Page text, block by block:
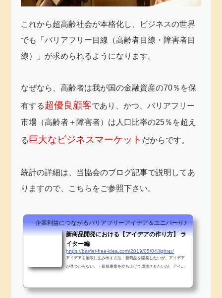
これから超高齢社会が本格化し、ビジネスの世界
でも「バリアフリー目線（高齢者目線・障害者目
線）」が求められるようになります。
なぜなら、高齢者は我が国の金融資産の70％を保
有する超優良顧客であり、かつ、バリアフリー
市場（高齢者＋障害者）は人口比率の25％を超え
る 巨大なビジネスマーケット だからです。
統計の詳細は、当協会のブログ記事で説明してあ
りますので、こちらをご参照下さい。
企業利益につながるバリアフリーアイデア＆ユニバーサルデザインア
新商品開発における【アイデアの作り方】 ラ
イター編
https://barrier-free-idea.com/2019/05/04/lighter/
アイデアを無限に生み出す方法・新商品を開発したいが、アイデア
が見つからない。・新規事業を立ち上げて成功させたいが、アイデ